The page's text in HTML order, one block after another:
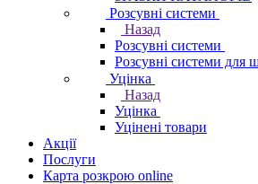
Розсувні системи
Назад
Розсувні системи
Розсувні системи для
Уцінка
Назад
Уцінка
Уцінені товари
Акції
Послуги
Карта розкрою online